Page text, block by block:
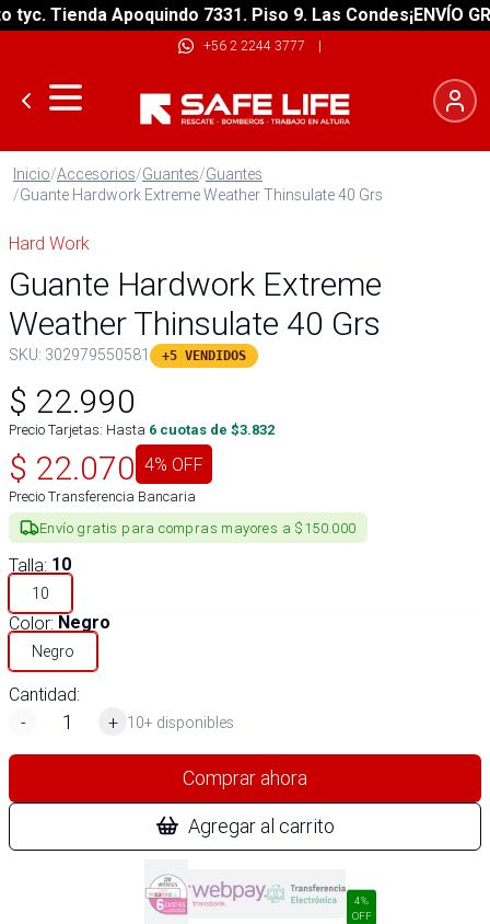
Tienda Apoquindo 7331. Piso 9. Las Condes¡ENVÍO
+56 2 2244 3777 |
Inicio/Accesorios/Guantes/Guantes
/Guante Hardwork Extreme Weather Thinsulate 40 Grs
Hard Work
Guante Hardwork Extreme
Weather Thinsulate 40 Grs
SKU: 302979550581 +5 VENDIDOS
$ 22.990
Precio Tarjetas: Hasta 6 cuotas de $3.832
$ 22.070 4% OFF
Precio Transferencia Bancaria
Envío gratis para compras mayores a $150.000
Talla: 10
10
Color: Negro
Negro
Cantidad:
-
+ 10+ disponibles
Comprar ahora
Agregar al carrito
4%
OFF